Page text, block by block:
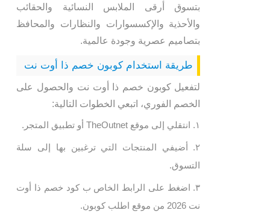
بتسوق أرقى الملابس النسائية والحقائب
والأحذية والإكسسوارات والنظارات والمحافظ
بتصاميم عصرية وجودة عالمية.
طريقة استخدام كوبون خصم ذا أوت نت
لتفعيل كوبون خصم ذا أوت نت والحصول على
الخصم الفوري، اتبعي الخطوات التالية:
انتقلي إلى موقع TheOutnet أو تطبيق المتجر.
أضيفي المنتجات التي ترغبين بها إلى سلة
التسوق.
اضغط على الرابط الخاص ب كود خصم ذا أوت
نت 2026 من موقع اطلب كوبون.